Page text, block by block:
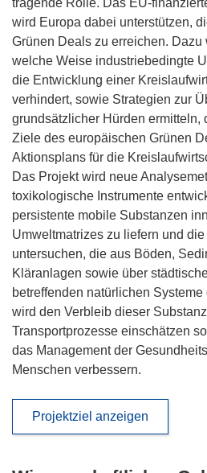
tragende Rolle. Das EU-
wird Europa dabei unterstützen,
Grünen Deals zu erreichen. Dazu
welche Weise industriebedingte
die Entwicklung einer
verhindert, sowie Strategien zur
grundsätzlicher Hürden ermitteln,
Ziele des europäischen Grünen
Aktionsplans für die
Das Projekt wird neue
toxikologische Instrumente
persistente mobile Substanzen
Umweltmatrizes zu liefern und
untersuchen, die aus Böden,
Kläranlagen sowie über
betreffenden natürlichen
wird den Verbleib dieser
Transportprozesse einschätzen
das Management der
Menschen verbessern.
Projektziel anzeigen